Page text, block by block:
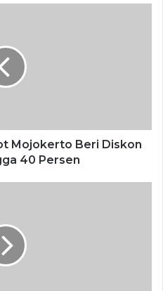
terhadap inisiatif ini,
Surabaya semakin menjadi
Inggris Dukung
Publik Berbasis
Mojokerto Beri Diskon
40 Persen